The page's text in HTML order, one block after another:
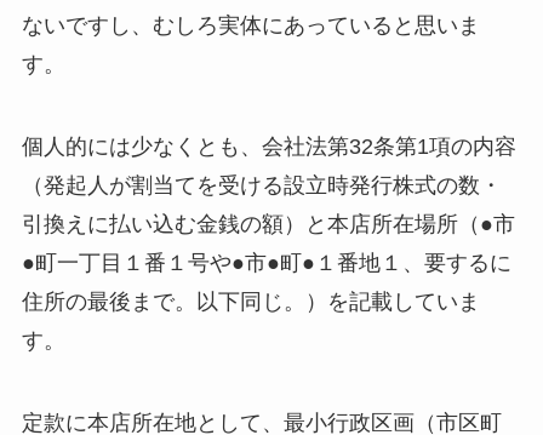
ないですし、むしろ実体にあっていると思いま
す。
個人的には少なくとも、会社法第32条第1項の内容
（発起人が割当てを受ける設立時発行株式の数・
引換えに払い込む金銭の額）と本店所在場所（●市
●町一丁目１番１号や●市●町●１番地１、要するに
住所の最後まで。以下同じ。）を記載していま
す。
定款に本店所在地として、最小行政区画（市区町